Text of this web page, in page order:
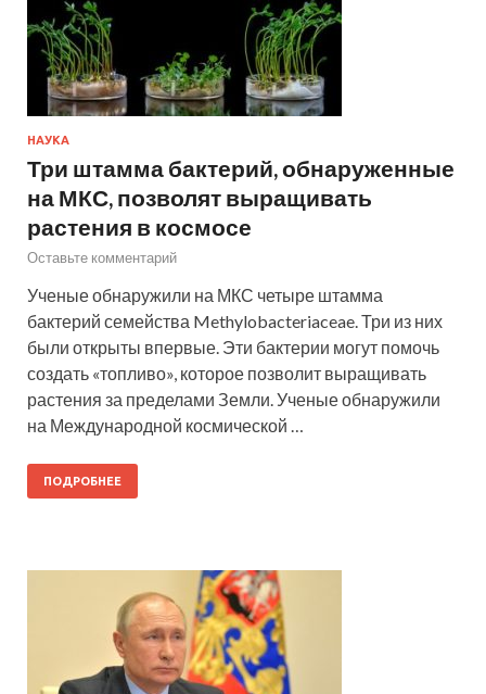
НАУКА
Три штамма бактерий, обнаруженные
на МКС, позволят выращивать
растения в космосе
Оставьте комментарий
Ученые обнаружили на МКС четыре штамма
бактерий семейства Methylobacteriaceae. Три из них
были открыты впервые. Эти бактерии могут помочь
создать «топливо», которое позволит выращивать
растения за пределами Земли. Ученые обнаружили
на Международной космической …
ПОДРОБНЕЕ